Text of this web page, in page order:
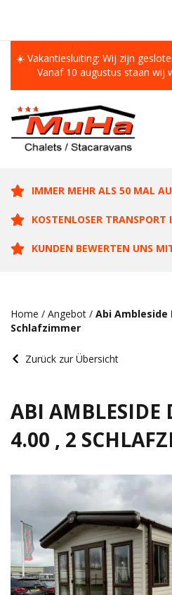
☀️ Vakantiesluiting: Wij zijn
Vanaf 10 augustus staan wij
IMMER MEHR ALS 50 MAL
KOSTENLOSER TRANSPORT
KUNDEN BEWERTEN UNS
Home / Angebot / Abi Ambleside
Schlafzimmer
Zurück zur Übersicht
ABI AMBLESIDE
4.00 , 2